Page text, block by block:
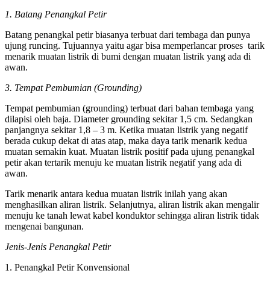
1. Batang Penangkal Petir
Batang penangkal petir biasanya terbuat dari tembaga dan punya
ujung runcing. Tujuannya yaitu agar bisa memperlancar proses tarik
menarik muatan listrik di bumi dengan muatan listrik yang ada di
awan.
3. Tempat Pembumian (Grounding)
Tempat pembumian (grounding) terbuat dari bahan tembaga yang
dilapisi oleh baja. Diameter grounding sekitar 1,5 cm. Sedangkan
panjangnya sekitar 1,8 – 3 m. Ketika muatan listrik yang negatif
berada cukup dekat di atas atap, maka daya tarik menarik kedua
muatan semakin kuat. Muatan listrik positif pada ujung penangkal
petir akan tertarik menuju ke muatan listrik negatif yang ada di
awan.
Tarik menarik antara kedua muatan listrik inilah yang akan
menghasilkan aliran listrik. Selanjutnya, aliran listrik akan mengalir
menuju ke tanah lewat kabel konduktor sehingga aliran listrik tidak
mengenai bangunan.
Jenis-Jenis Penangkal Petir
1. Penangkal Petir Konvensional